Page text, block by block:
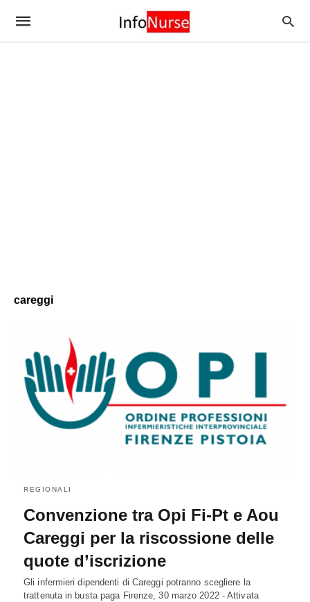
careggi
REGIONALI
Convenzione tra Opi Fi-Pt e Aou
Careggi per la riscossione delle
quote d’iscrizione
Gli infermieri dipendenti di Careggi potranno scegliere la
trattenuta in busta paga Firenze, 30 marzo 2022 - Attivata